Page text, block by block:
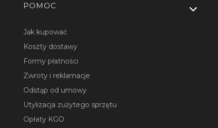
Linki w stopce
POMOC
Jak kupować
Koszty dostawy
Formy płatności
Zwroty i reklamacje
Odstąp od umowy
Utylizacja zużytego sprzętu
Opłaty KGO